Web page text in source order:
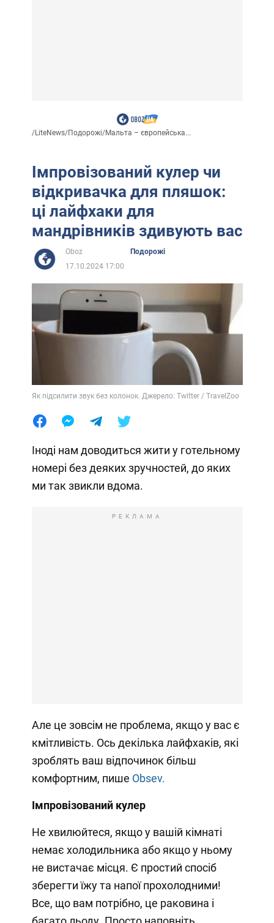
/LiteNews/Подорожі/Мальта – європейська...
Імпровізований кулер чи
відкривачка для пляшок:
ці лайфхаки для
мандрівників здивують вас
Oboz
Подорожі
17.10.2024 17:00
Як підсилити звук без колонок. Джерело: Twitter / TravelZoo
Іноді нам доводиться жити у готельному
номері без деяких зручностей, до яких
ми так звикли вдома.
РЕКЛАМА
Але це зовсім не проблема, якщо у вас є
кмітливість. Ось декілька лайфхаків, які
зроблять ваш відпочинок більш
комфортним, пише Obsev.
Імпровізований кулер
Не хвилюйтеся, якщо у вашій кімнаті
немає холодильника або якщо у ньому
не вистачає місця. Є простий спосіб
зберегти їжу та напої прохолодними!
Все, що вам потрібно, це раковина і